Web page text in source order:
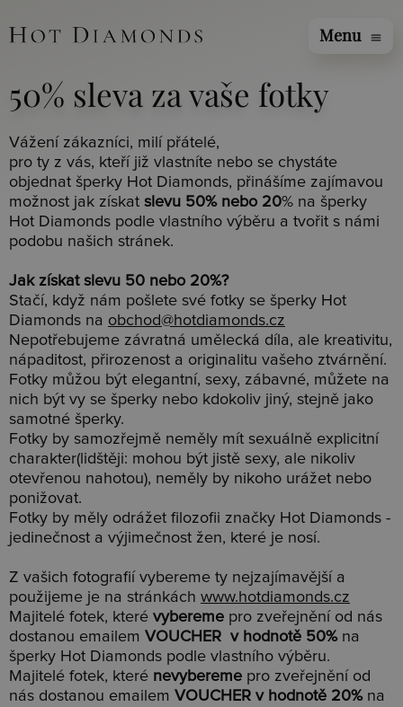
Menu menu
50% sleva za vaše fotky
Vážení zákazníci, milí přátelé,
pro ty z vás, kteří již vlastníte nebo se chystáte
objednat šperky Hot Diamonds, přinášíme zajímavou
možnost jak získat slevu 50% nebo 20% na šperky
Hot Diamonds podle vlastního výběru a tvořit s námi
podobu našich stránek.
Jak získat slevu 50 nebo 20%?
Stačí, když nám pošlete své fotky se šperky Hot
Diamonds na obchod@hotdiamonds.cz
Nepotřebujeme závratná umělecká díla, ale kreativitu,
nápaditost, přirozenost a originalitu vašeho ztvárnění.
Fotky můžou být elegantní, sexy, zábavné, můžete na
nich být vy se šperky nebo kdokoliv jiný, stejně jako
samotné šperky.
Fotky by samozřejmě neměly mít sexuálně explicitní
charakter(lidštěji: mohou být jistě sexy, ale nikoliv
otevřenou nahotou), neměly by nikoho urážet nebo
ponižovat.
Fotky by měly odrážet filozofii značky Hot Diamonds -
jedinečnost a výjimečnost žen, které je nosí.
Z vašich fotografií vybereme ty nejzajímavější a
použijeme je na stránkách www.hotdiamonds.cz
Majitelé fotek, které vybereme pro zveřejnění od nás
dostanou emailem VOUCHER v hodnotě 50%na
šperky Hot Diamonds podle vlastního výběru.
Majitelé fotek, které nevybereme pro zveřejnění od
nás dostanou emailem VOUCHER v hodnotě 20%na